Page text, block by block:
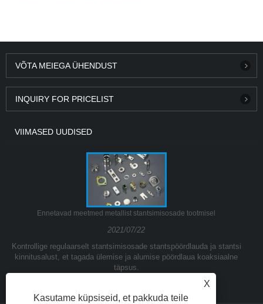
X
Kasutame küpsiseid, et pakkuda teile
VÕTA MEIEGA ÜHENDUST
INQUIRY FOR PRICELIST
VIIMASED UUDISED
Ennetavad meetmed metallist stantsimisosade tootmisel
2021/07/22
Kontrollige regulaarselt stantsimisosade stantspöördlauda ja stantsi
kinnitusalust, et tagada ülemise ja alumise pöördlaua koaksiaalne
täpsus.